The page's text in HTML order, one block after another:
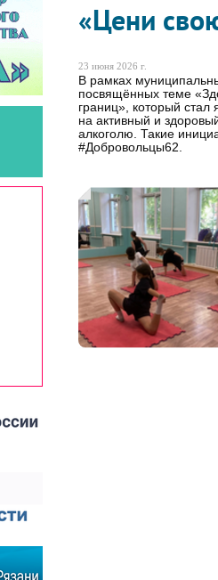
«Цени
23 июня 2026 г.
В рамках
посвящённых теме
границ», который
на активный и
алкоголю. Такие
#Добровольцы62.